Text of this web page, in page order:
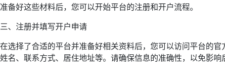
准备好这些材料后，您可以开始平台的注册和开户流程。
三、注册并填写开户申请
在选择了合适的平台并准备好相关资料后，您可以访问平台的
姓名、联系方式、居住地址等。请确保信息的准确性，以免影响